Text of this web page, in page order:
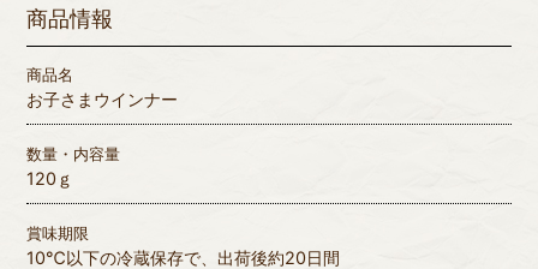
商品情報
商品名
お子さまウインナー
数量・内容量
120ｇ
賞味期限
10℃以下の冷蔵保存で、出荷後約20日間